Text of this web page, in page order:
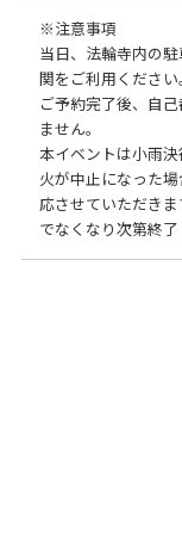
※注意事項
当日、法輪寺内の
関をご利用ください。
ご予約完了後、自
ません。
本イベントは小雨
火が中止になった
応させていただき
でなくなり次第終了